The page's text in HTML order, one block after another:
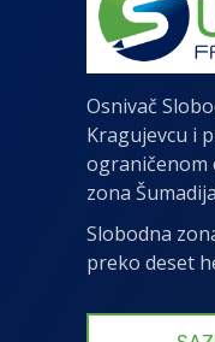
Osnivač
Kragujevcu i
ograničenom
zona
Slobodna
preko deset